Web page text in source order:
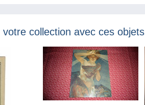
votre collection avec ces objets